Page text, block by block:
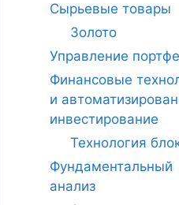
Сырьевые товары
Золото
Управление
Финансовые
и
инвестирование
Технология
Фундаментальный
анализ